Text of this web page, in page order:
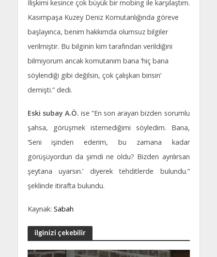
İlişkimi kesince çok büyük bir mobing ile karşılaştım.
Kasımpaşa Kuzey Deniz Komutanlığında göreve
başlayınca, benim hakkımda olumsuz bilgiler
verilmiştir. Bu bilginin kim tarafından verildiğini
bilmiyorum ancak komutanım bana ‘hiç bana
söylendiği gibi değilsin, çok çalışkan birisin’
demişti.” dedi.
Eski subay A.Ö. ise “En son arayan bizden sorumlu
şahsa, görüşmek istemediğimi söyledim. Bana,
‘Seni işinden ederim, bu zamana kadar
görüşüyordun da şimdi ne oldu? Bizden ayrılırsan
şeytana uyarsın.’ diyerek tehditlerde bulundu.”
şeklinde itirafta bulundu.
Kaynak: Sabah
ilginizi çekebilir